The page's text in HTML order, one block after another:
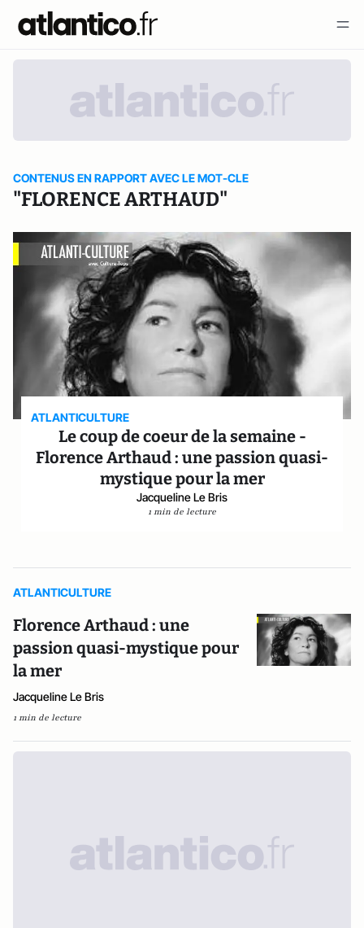
CONTENUS EN RAPPORT AVEC LE MOT-CLE
"FLORENCE ARTHAUD"
ATLANTICULTURE
Le coup de coeur de la semaine -
Florence Arthaud : une passion quasi-
mystique pour la mer
Jacqueline Le Bris
1 min de lecture
ATLANTICULTURE
Florence Arthaud : une
passion quasi-mystique pour
la mer
Jacqueline Le Bris
1 min de lecture